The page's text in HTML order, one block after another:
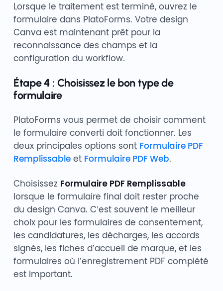
Lorsque le traitement est terminé, ouvrez le
formulaire dans PlatoForms. Votre design
Canva est maintenant prêt pour la
reconnaissance des champs et la
configuration du workflow.
Étape 4 : Choisissez le bon type de
formulaire
PlatoForms vous permet de choisir comment
le formulaire converti doit fonctionner. Les
deux principales options sont Formulaire PDF
Remplissableet Formulaire PDF Web.
Choisissez Formulaire PDF Remplissable
lorsque le formulaire final doit rester proche
du design Canva. C’est souvent le meilleur
choix pour les formulaires de consentement,
les candidatures, les décharges, les accords
signés, les fiches d’accueil de marque, et les
formulaires où l’enregistrement PDF complété
est important.